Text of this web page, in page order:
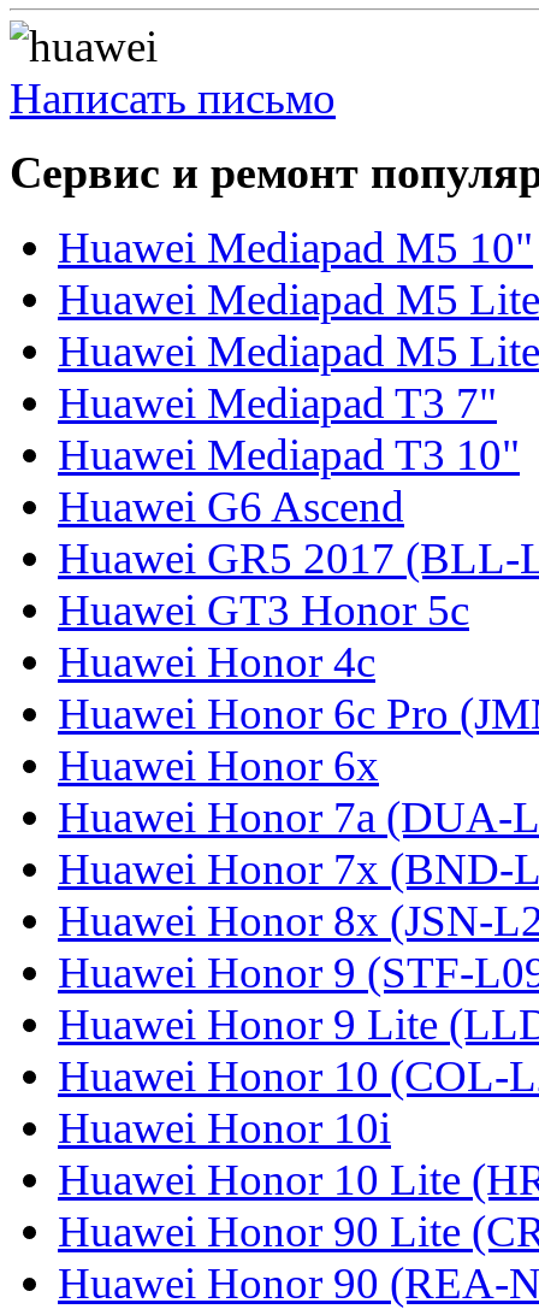
Написать письмо
Сервис и ремонт
Huawei Mediapad M5 10"
Huawei Mediapad M5
Huawei Mediapad M5
Huawei Mediapad T3 7"
Huawei Mediapad T3 10"
Huawei G6 Ascend
Huawei GR5 2017 (BLL-
Huawei GT3 Honor 5c
Huawei Honor 4c
Huawei Honor 6c Pro
Huawei Honor 6x
Huawei Honor 7a (DUA-
Huawei Honor 7x (BND-
Huawei Honor 8x (JSN-
Huawei Honor 9 (STF-
Huawei Honor 9 Lite
Huawei Honor 10 (COL-
Huawei Honor 10i
Huawei Honor 10 Lite
Huawei Honor 90 Lite
Huawei Honor 90 (REA-